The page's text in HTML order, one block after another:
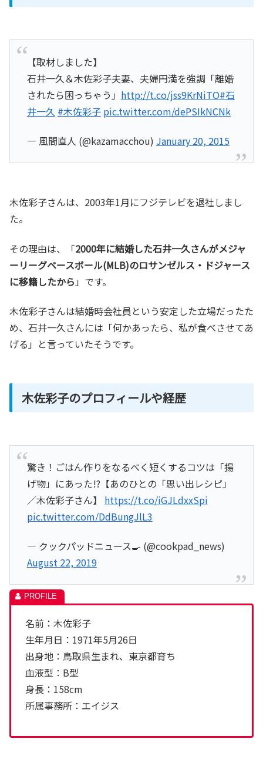
【取材しました】
石井一久＆木佐彩子夫妻、夫婦円満を強調「離婚
されたら困っちゃう」 http://t.co/jss9KrNiTO#石
井一久 #木佐彩子 pic.twitter.com/dePSIkNCNk
— 風間直人 (@kazamacchou) January 20, 2015
木佐彩子さんは、2003年1月にフジテレビを退社しまし
た。
その理由は、「2000年に結婚した石井一久さんがメジャ
ーリーグベースボール(MLB)のロサンゼルス・ドジャース
に移籍したから 」です。
木佐彩子さんは結婚時会社員という安定した立場だったた
め、石井一久さんには「何かあったら、私が食べさせてあ
げる」と言っていたそうです。
木佐彩子のプロフィールや経歴
驚き！ごはん作りをなるべく短くするコツは「揚
げ物」にあった!?【あのひとの「思い出レシピ」
／木佐彩子さん】 https://t.co/iGJLdxxSpi
pic.twitter.com/DdBungJlL3
— クックパッドニュース🍳 (@cookpad_news)
August 22, 2019
名前：木佐彩子
生年月日：1971年5月26日
出身地：鳥取県生まれ、東京都育ち
血液型：B型
身長：158cm
所属事務所：エイジス